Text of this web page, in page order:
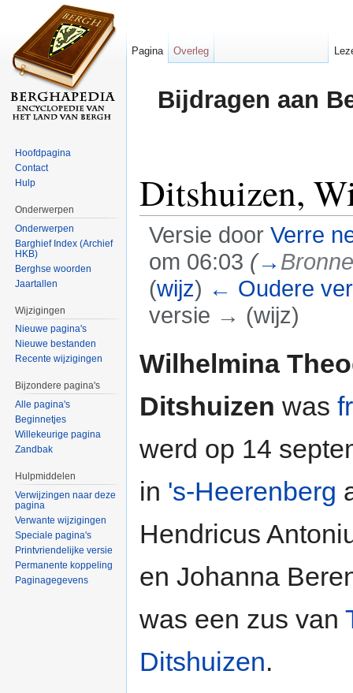
Bijdragen aan
Ditshuizen,
Versie door Verre
om 06:03 (→
(wijz) ← Oudere
versie → (wijz)
Wilhelmina
Ditshuizen was
werd op 14
in 's-Heerenberg
Hendricus
en Johanna
was een zus van
Ditshuizen.
Pagina Overleg
Hoofdpagina
Contact
Hulp
Onderwerpen
Onderwerpen
Barghief Index (Archief
HKB)
Berghse woorden
Jaartallen
Wijzigingen
Nieuwe pagina's
Nieuwe bestanden
Recente wijzigingen
Bijzondere pagina's
Alle pagina's
Beginnetjes
Willekeurige pagina
Zandbak
Hulpmiddelen
Verwijzingen naar deze
pagina
Verwante wijzigingen
Speciale pagina's
Printvriendelijke versie
Permanente koppeling
Paginagegevens